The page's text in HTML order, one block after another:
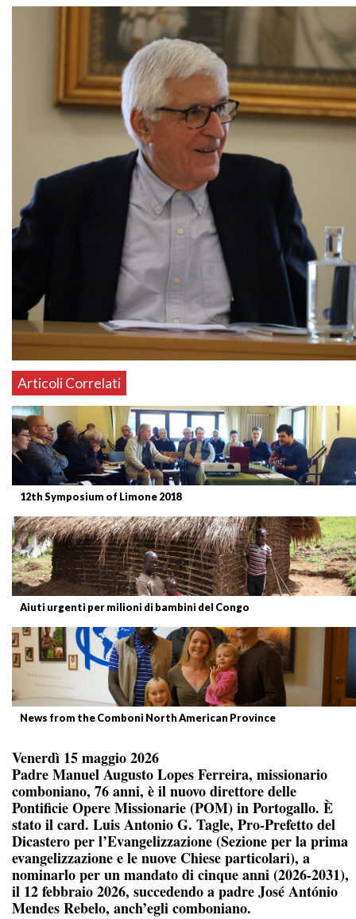
Articoli Correlati
12th Symposium of Limone 2018
Aiuti urgenti per milioni di bambini del Congo
News from the Comboni North American Province
Venerdì 15 maggio 2026
Padre Manuel Augusto Lopes Ferreira, missionario
comboniano, 76 anni, è il nuovo direttore delle
Pontificie Opere Missionarie (POM) in Portogallo. È
stato il card. Luis Antonio G. Tagle, Pro-Prefetto del
Dicastero per l’Evangelizzazione (Sezione per la prima
evangelizzazione e le nuove Chiese particolari), a
nominarlo per un mandato di cinque anni (2026-2031),
il 12 febbraio 2026, succedendo a padre JoséAntónio
Mendes Rebelo, anch’egli comboniano.